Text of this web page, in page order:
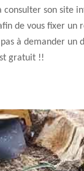
consulter son site
de vous fixer un
à demander un
gratuit !!